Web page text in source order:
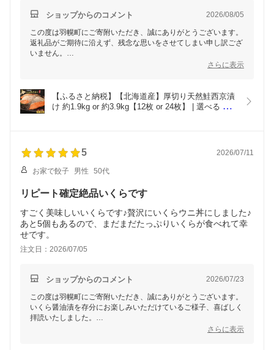
ショップからのコメント 2026/08/05
この度は羽幌町にご寄附いただき、誠にありがとうございます。
返礼品がご期待に沿えず、残念な思いをさせてしまい申し訳ござ
いません。
本品は北海道日本海側で水揚げされる「白鮭（秋鮭）」を使用し
異なり、
脂身が控えめで身がキュッと引き締まった、
さっぱりとした淡白な味わいが特徴の鮭でございます。
配送への評価に感謝申し上げるとともに、
頂いたご意見は真摯に受け止め、今後の品質向上に活かしてまい
ります。
さらに表示
【ふるさと納税】【北海道産】厚切り天然鮭西京漬
け 約1.9kg or 約3.9kg【12枚 or 24枚】 | 選べる 秋
幌
5 2026/07/11
お家で餃子 男性 50代
リピート確定絶品いくらです
すごく美味しいいくらです♪贅沢にいくらウニ丼にしました♪
あと5個もあるので、まだまだたっぷりいくらが食べれて幸
せです。
注文日：2026/07/05
ショップからのコメント 2026/07/23
この度は羽幌町にご寄附いただき、誠にありがとうございます。
いくら醤油漬を存分にお楽しみいただけているご様子、喜ばしく
拝読いたしました。
これからも、羽幌町をどうぞよろしくお願い申し上げますさらに表示